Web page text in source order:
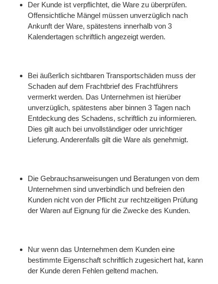
Der Kunde ist verpflichtet, die Ware zu überprüfen.
Offensichtliche Mängel müssen unverzüglich nach
Ankunft der Ware, spätestens innerhalb von 3
Kalendertagen schriftlich angezeigt werden.
Bei äußerlich sichtbaren Transportschäden muss der
Schaden auf dem Frachtbrief des Frachtführers
vermerkt werden. Das Unternehmen ist hierüber
unverzüglich, spätestens aber binnen 3 Tagen nach
Entdeckung des Schadens, schriftlich zu informieren.
Dies gilt auch bei unvollständiger oder unrichtiger
Lieferung. Anderenfalls gilt die Ware als genehmigt.
Die Gebrauchsanweisungen und Beratungen von dem
Unternehmen sind unverbindlich und befreien den
Kunden nicht von der Pflicht zur rechtzeitigen Prüfung
der Waren auf Eignung für die Zwecke des Kunden.
Nur wenn das Unternehmen dem Kunden eine
bestimmte Eigenschaft schriftlich zugesichert hat, kann
der Kunde deren Fehlen geltend machen.